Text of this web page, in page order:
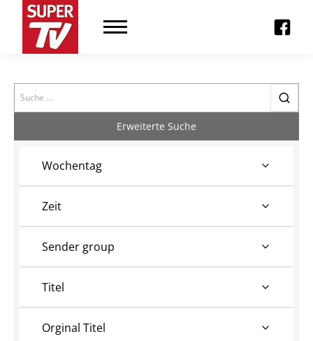
Search
Erweiterte Suche
Wochentag
Zeit
Sender group
Titel
Orginal Titel